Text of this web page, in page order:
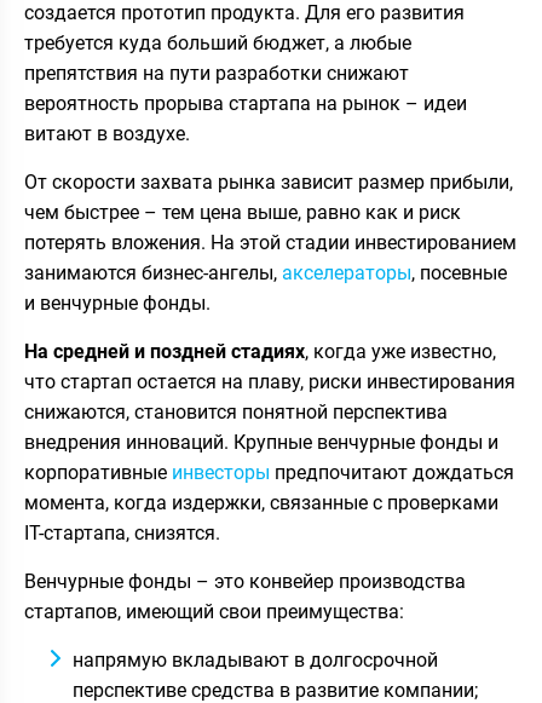
создается прототип продукта. Для его развития
требуется куда больший бюджет, а любые
препятствия на пути разработки снижают
вероятность прорыва стартапа на рынок – идеи
витают в воздухе.
От скорости захвата рынка зависит размер прибыли,
чем быстрее – тем цена выше, равно как и риск
потерять вложения. На этой стадии инвестированием
занимаются бизнес-ангелы, акселераторы, посевные
и венчурные фонды.
На средней и поздней стадиях, когда уже известно,
что стартап остается на плаву, риски инвестирования
снижаются, становится понятной перспектива
внедрения инноваций. Крупные венчурные фонды и
корпоративные инвесторы предпочитают дождаться
момента, когда издержки, связанные с проверками
IT-стартапа, снизятся.
Венчурные фонды – это конвейер производства
стартапов, имеющий свои преимущества:
напрямую вкладывают в долгосрочной
перспективе средства в развитие компании;